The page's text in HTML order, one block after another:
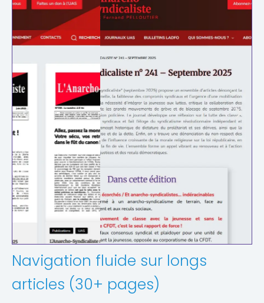
Navigation fluide sur longs
articles (30+ pages)